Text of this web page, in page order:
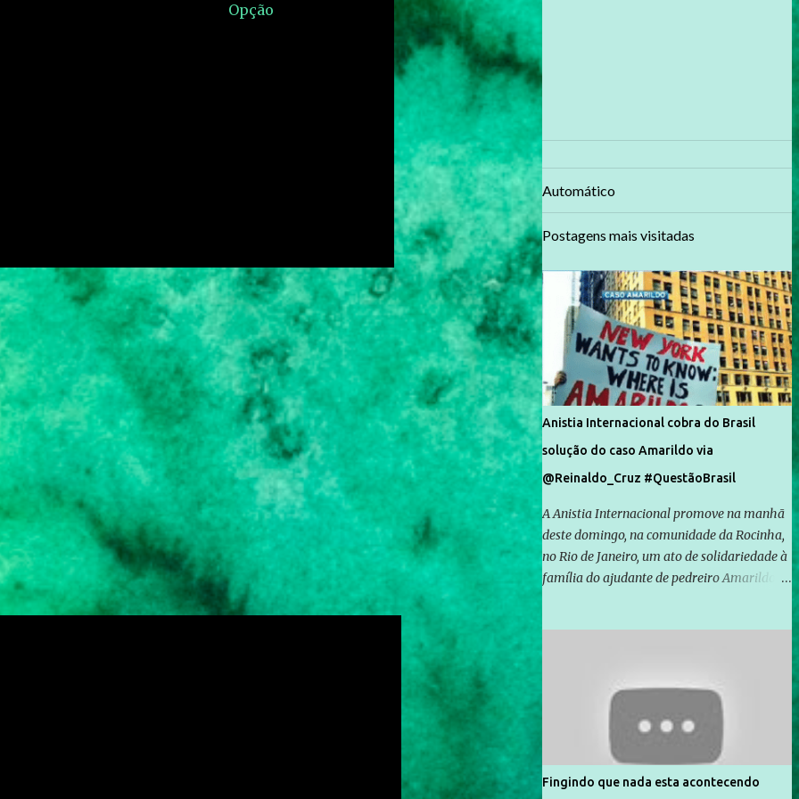
Opção
Automático
Postagens mais visitadas
Anistia Internacional cobra do Brasil
solução do caso Amarildo via
@Reinaldo_Cruz #QuestãoBrasil
A Anistia Internacional promove na manhã
deste domingo, na comunidade da Rocinha,
no Rio de Janeiro, um ato de solidariedade à
família do ajudante de pedreiro Amarildo de
Rocinha. A assessora de Direitos Humanos
da Anistia Internacional, Renata Neder, disse
à Agência Brasil que ações e atividades de
mobilização são feitas normalmente pela
organização não governamental. As ações
de solidariedade são promovidas em apoio
Fingindo que nada esta acontecendo